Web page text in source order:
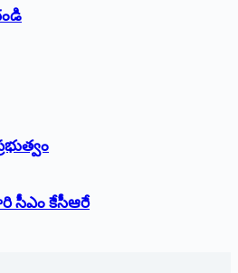
సీఎం కేసీఆరే